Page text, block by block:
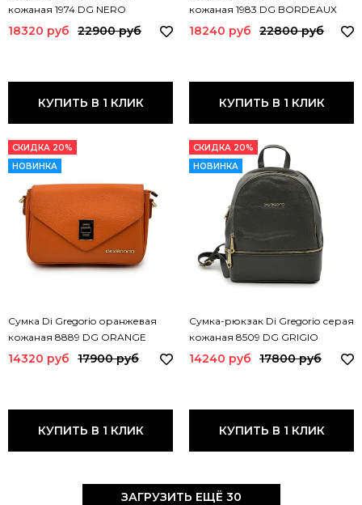
кожаная 1974 DG NERO
18320 руб 22900 руб
КУПИТЬ В 1 КЛИК
кожаная 1983 DG BORDEAUX
18240 руб 22800 руб
КУПИТЬ В 1 КЛИК
СКИДКА 20%
НОВИНКА
Сумка Di Gregorio оранжевая
кожаная 8889 DG ORANGE
14320 руб 17900 руб
КУПИТЬ В 1 КЛИК
СКИДКА 20%
НОВИНКА
Сумка-рюкзак Di Gregorio серая
кожаная 8509 DG GRIGIO
14240 руб 17800 руб
КУПИТЬ В 1 КЛИК
ЗАГРУЗИТЬ ЕЩЁ 30